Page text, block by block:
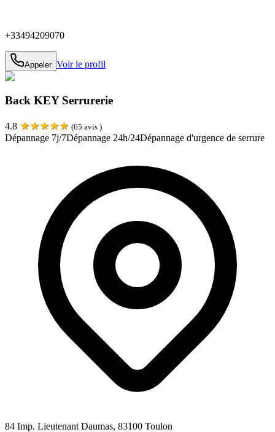
+33494209070
Appeler Voir le profil
Back KEY Serrurerie
4.8 ★★★★★ (65 avis )
Dépannage 7j/7Dépannage 24h/24Dépannage d'urgence de serrure
84 Imp. Lieutenant Daumas, 83100 Toulon